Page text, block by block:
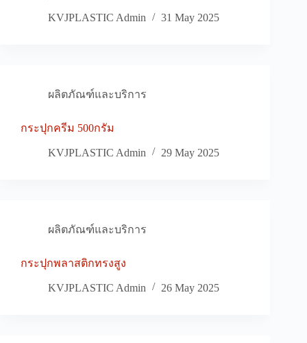
KVJPLASTIC Admin 31 May 2025
ผลิตภัณฑ์และบริการ
กระปุกครีม 500กรัม
KVJPLASTIC Admin 29 May 2025
ผลิตภัณฑ์และบริการ
กระปุกพลาสติกทรงสูง
KVJPLASTIC Admin 26 May 2025